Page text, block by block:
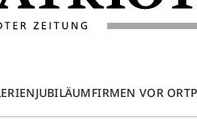
JUBILÄUMFIRMEN VOR ORT